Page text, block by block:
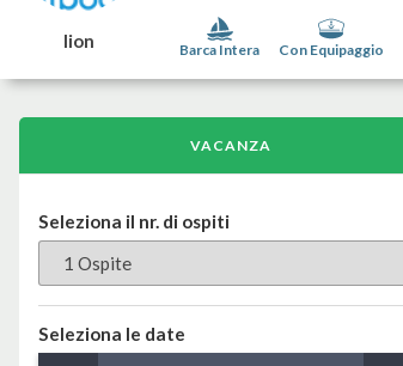
lion Barca Intera Con Equipaggio
VACANZA
Seleziona il nr. di ospiti
Seleziona le date